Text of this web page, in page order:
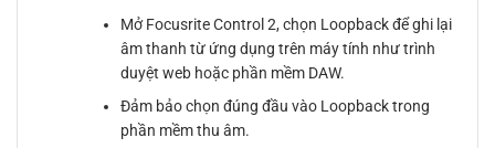
Mở Focusrite Control 2, chọn Loopback để ghi lại
âm thanh từ ứng dụng trên máy tính như trình
duyệt web hoặc phần mềm DAW.
Đảm bảo chọn đúng đầu vào Loopback trong
phần mềm thu âm.